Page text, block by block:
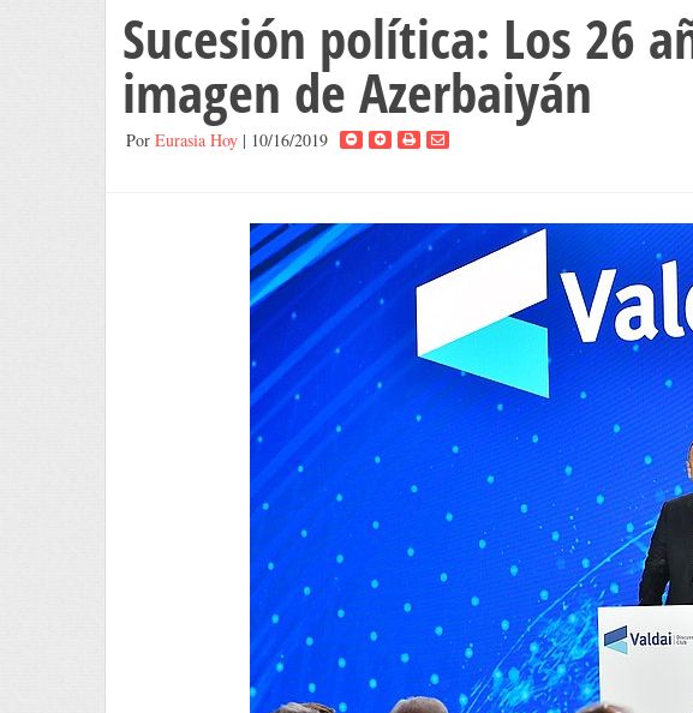
Sucesión política: Los 26
imagen de Azerbaiyán
Por Eurasia Hoy | 10/16/2019